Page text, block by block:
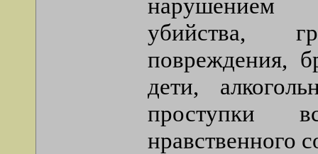
убийства,
повреждения,
дети,
проступки
нравственного